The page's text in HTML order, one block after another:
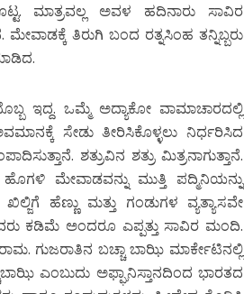
ಮಾತ್ರವಲ್ಲ ಅವಳ ಹದಿನಾರು ಸಾವಿರ
ತಿರುಗಿ ಬಂದ ರತ್ನಸಿಂಹ ತನ್ನಿಬ್ಬರು
ಇದ್ದ. ಒಮ್ಮೆ ಅದ್ಯಾಕೋ ವಾಮಾಚಾರದಲ್ಲಿ
ಸೇಡು ತೀರಿಸಿಕೊಳ್ಳಲು ನಿರ್ಧರಿಸಿದ
ಶತ್ರುವಿನ ಶತ್ರು ಮಿತ್ರನಾಗುತ್ತಾನೆ.
ಮೇವಾಡವನ್ನು ಮುತ್ತಿ ಪದ್ಮಿನಿಯನ್ನು
ಹೆಣ್ಣು ಮತ್ತು ಗಂಡುಗಳ ವ್ಯತ್ಯಾಸವೇ
ಕಡಿಮೆ ಅಂದರೂ ಎಪ್ಪತ್ತು ಸಾವಿರ ಮಂದಿ.
ಗುಜರಾತಿನ ಬಚ್ಚಾ ಬಾಝಿ ಮಾರ್ಕೇಟಿನಲ್ಲಿ
ಎಂಬುದು ಅಫ್ಘಾನಿಸ್ತಾನದಿಂದ ಭಾರತದ